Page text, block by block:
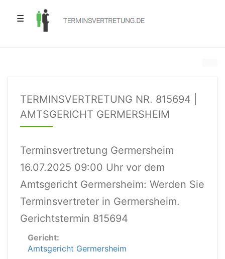
☰
TERMINSVERTRETUNG NR. 815694 |
AMTSGERICHT GERMERSHEIM
Terminsvertretung Germersheim
16.07.2025 09:00 Uhr vor dem
Amtsgericht Germersheim: Werden Sie
Terminsvertreter in Germersheim.
Gerichtstermin 815694
Gericht:
Amtsgericht Germersheim